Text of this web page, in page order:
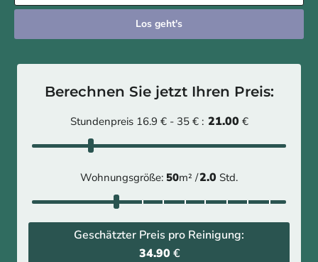
Los geht's
Berechnen Sie jetzt Ihren Preis:
Stundenpreis 16.9 € - 35 € : 21.00 €
Wohnungsgröße: 50m² /2.0 Std.
Geschätzter Preis pro Reinigung:
34.90 €